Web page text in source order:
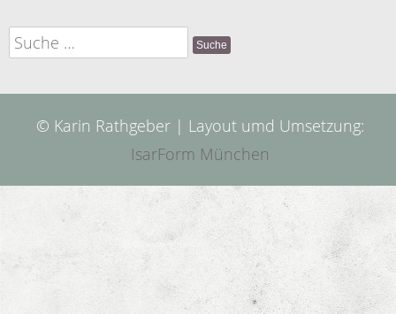
Suche
nach:
© Karin Rathgeber | Layout umd Umsetzung:
IsarForm München